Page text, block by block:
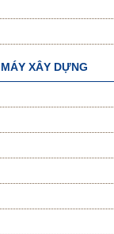
MÁY XÂY DỰNG